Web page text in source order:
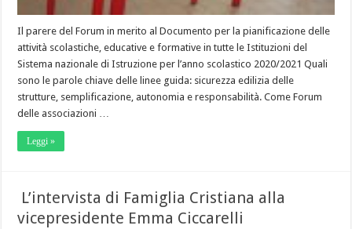
Il parere del Forum in merito al Documento per la pianificazione delle
attività scolastiche, educative e formative in tutte le Istituzioni del
Sistema nazionale di Istruzione per l’anno scolastico 2020/2021 Quali
sono le parole chiave delle linee guida: sicurezza edilizia delle
strutture, semplificazione, autonomia e responsabilità. Come Forum
delle associazioni …
Leggi »
L’intervista di Famiglia Cristiana alla
vicepresidente Emma Ciccarelli